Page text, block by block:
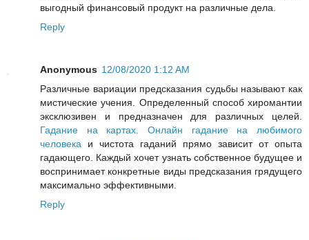
выгодный финансовый продукт на различные дела.
Reply
Anonymous 12/08/2020 1:12 AM
Различные вариации предсказания судьбы называют как
мистические учения. Определенный способ хиромантии
эксклюзивен и предназначен для различных целей.
Гадание на картах. Онлайн гадание на любимого
человека и чистота гаданий прямо зависит от опыта
гадающего. Каждый хочет узнать собственное будущее и
воспринимает конкретные виды предсказания грядущего
максимально эффективными.
Reply